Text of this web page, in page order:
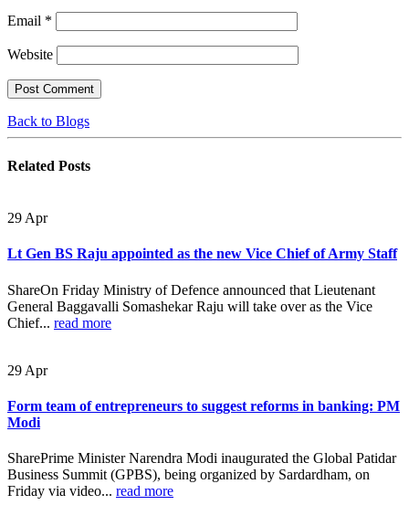
Email *
Website
Back to Blogs
Related Posts
29 Apr
Lt Gen BS Raju appointed as the new Vice Chief of Army Staff
ShareOn Friday Ministry of Defence announced that Lieutenant
General Baggavalli Somashekar Raju will take over as the Vice
Chief... read more
29 Apr
Form team of entrepreneurs to suggest reforms in banking: PM
Modi
SharePrime Minister Narendra Modi inaugurated the Global Patidar
Business Summit (GPBS), being organized by Sardardham, on
Friday via video... read more